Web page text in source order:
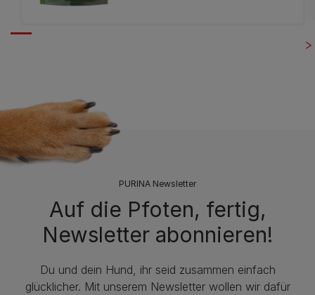
PURINA Newsletter
Auf die Pfoten, fertig,
Newsletter abonnieren!
Du und dein Hund, ihr seid zusammen einfach
glücklicher. Mit unserem Newsletter wollen wir dafür